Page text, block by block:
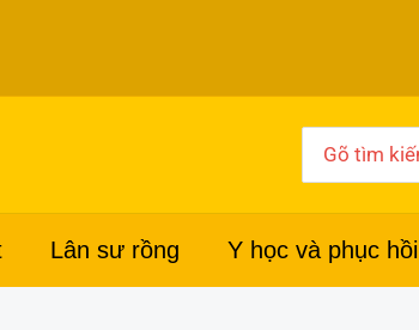
for:
Lân sư rồng Y học và phục hồi